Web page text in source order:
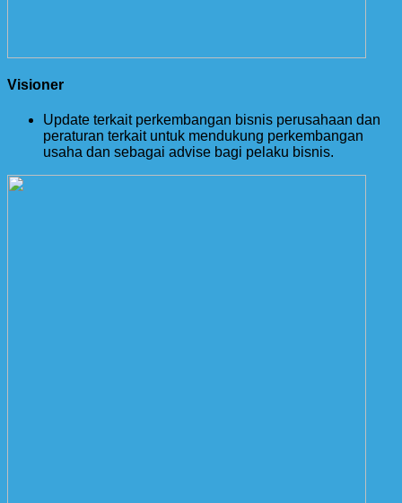
Visioner
Update terkait perkembangan bisnis perusahaan dan
peraturan terkait untuk mendukung perkembangan
usaha dan sebagai advise bagi pelaku bisnis.